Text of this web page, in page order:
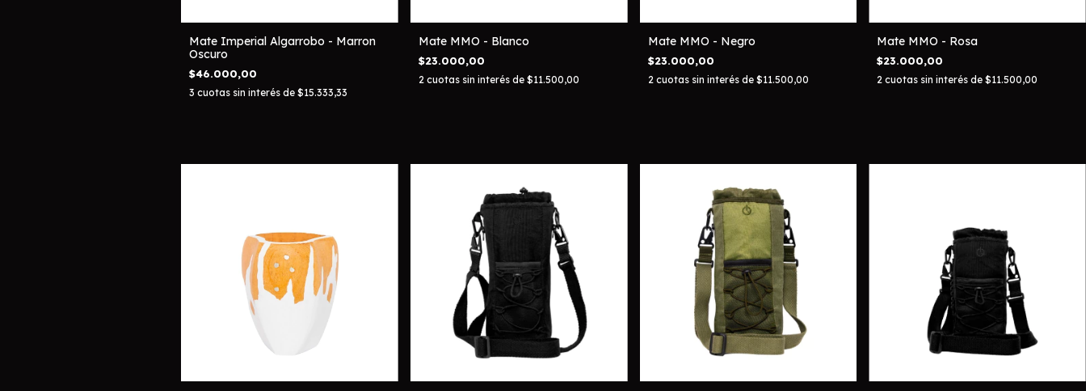
Mate Imperial Algarrobo - Marron
Oscuro
$46.000,00
3 cuotas sin interés de $15.333,33
Mate MMO - Blanco
$23.000,00
2 cuotas sin interés de $11.500,00
Mate MMO - Negro
$23.000,00
2 cuotas sin interés de $11.500,00
Mate MMO - Rosa
$23.000,00
2 cuotas sin interés de$11.500,00